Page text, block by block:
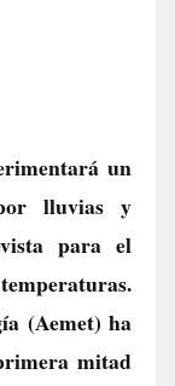
un
lluvias y
para el
(Aemet) ha
mitad